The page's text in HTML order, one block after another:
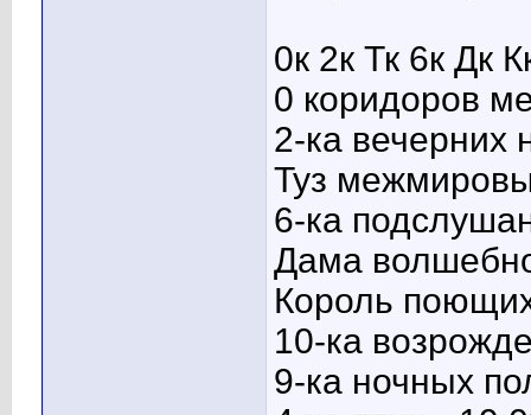
0к 2к Тк 6к Дк
0 коридоров
2-ка вечерних
Туз
6-ка
Дама
Король
10-ка
9-ка ночных